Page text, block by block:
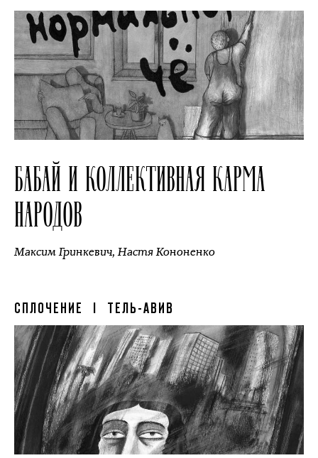
БАБАЙ И КОЛЛЕКТИВНАЯ КАРМА
НАРОДОВ
Максим Гринкевич,Настя Кононенко
СПЛОЧЕНИЕ | ТЕЛЬ-АВИВ